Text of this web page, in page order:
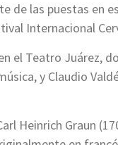
de las puestas en
Internacional
el Teatro Juárez,
y Claudio
Heinrich Graun